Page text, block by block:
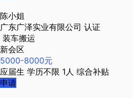
陈小姐
广东广泽实业有限公司 认证
装车搬运
新会区
5000-8000元
应届生 学历不限 1人 综合补贴
申请